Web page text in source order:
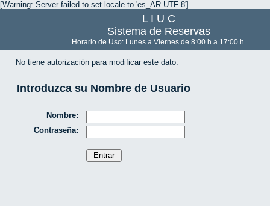
[Warning: Server failed to set locale to 'es_AR.UTF-8']
L I U C
Sistema de Reservas
Horario de Uso: Lunes a Viernes de 8:00 h a 17:00 h.
No tiene autorización para modificar este dato.
Introduzca su Nombre de Usuario
Nombre:
Contraseña: